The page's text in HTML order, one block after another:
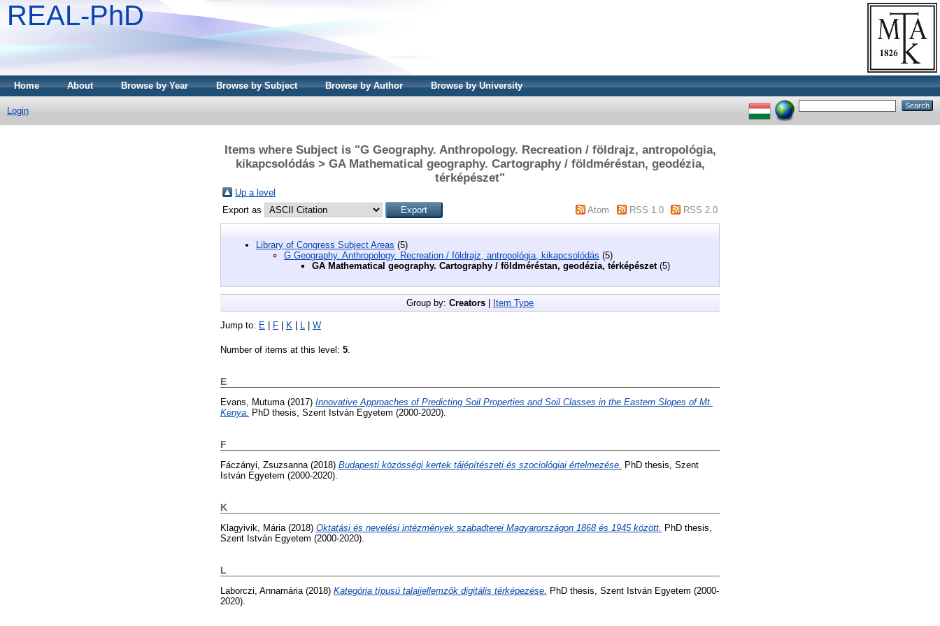
REAL-PhD
Home About Browse by Year Browse by Subject Browse by Author Browse by University
Login
Items where Subject is "G Geography. Anthropology. Recreation / földrajz, antropológia,
kikapcsolódás > GA Mathematical geography. Cartography / földméréstan, geodézia,
térképészet"
Up a level
Export as
Atom RSS 1.0 RSS 2.0
Library of Congress Subject Areas (5)
G Geography. Anthropology. Recreation / földrajz, antropológia, kikapcsolódás (5)
GA Mathematical geography. Cartography / földméréstan, geodézia, térképészet(5)
Group by: Creators Item Type
Jump to: E F K L W
Number of items at this level: 5.
E
Evans, Mutuma(2017) Innovative Approaches of Predicting Soil Properties and Soil Classes in the Eastern Slopes of Mt.
Kenya. PhD thesis, Szent István Egyetem (2000-2020).
F
Fáczányi, Zsuzsanna (2018) Budapesti közösségi kertek tájépítészeti és szociológiai értelmezése.
PhD thesis, Szent
István Egyetem (2000-2020).
K
Klagyivik, Mária (2018) Oktatási és nevelési intézmények szabadterei Magyarországon 1868 és 1945 között.
PhD thesis,
Szent István Egyetem (2000-2020).
L
Laborczi, Annamária (2018) Kategória típusú talajjellemzők digitális térképezése. PhD thesis, Szent István Egyetem (2000-
2020).